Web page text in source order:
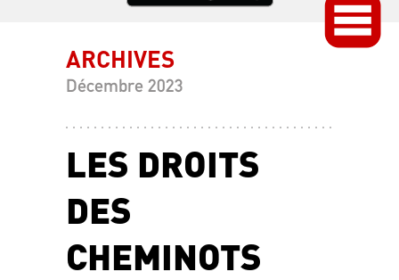
ARCHIVES
Décembre 2023
LES DROITS
DES
CHEMINOTS